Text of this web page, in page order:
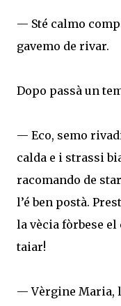
— Sté calmo
gavemo de rivar.
Dopo passà un
— Eco, semo
calda e i strassi
racomando de
l’é ben postà.
la vècia fòrbese
taiar!
— Vèrgine Maria,